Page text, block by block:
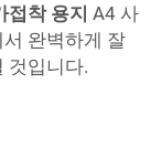
접착 용지 A4 사
완벽하게 잘
것입니다.